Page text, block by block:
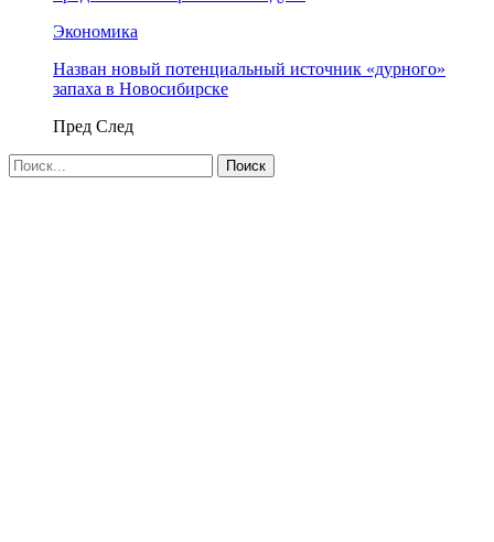
Экономика
Назван новый потенциальный источник «дурного»
запаха в Новосибирске
Пред След